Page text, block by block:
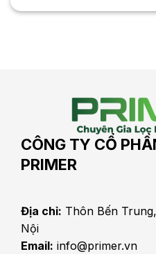
CÔNG TY CỔ
PRIMER
Địa chỉ: Thôn Bến
Nội
Email: info@primer.vn